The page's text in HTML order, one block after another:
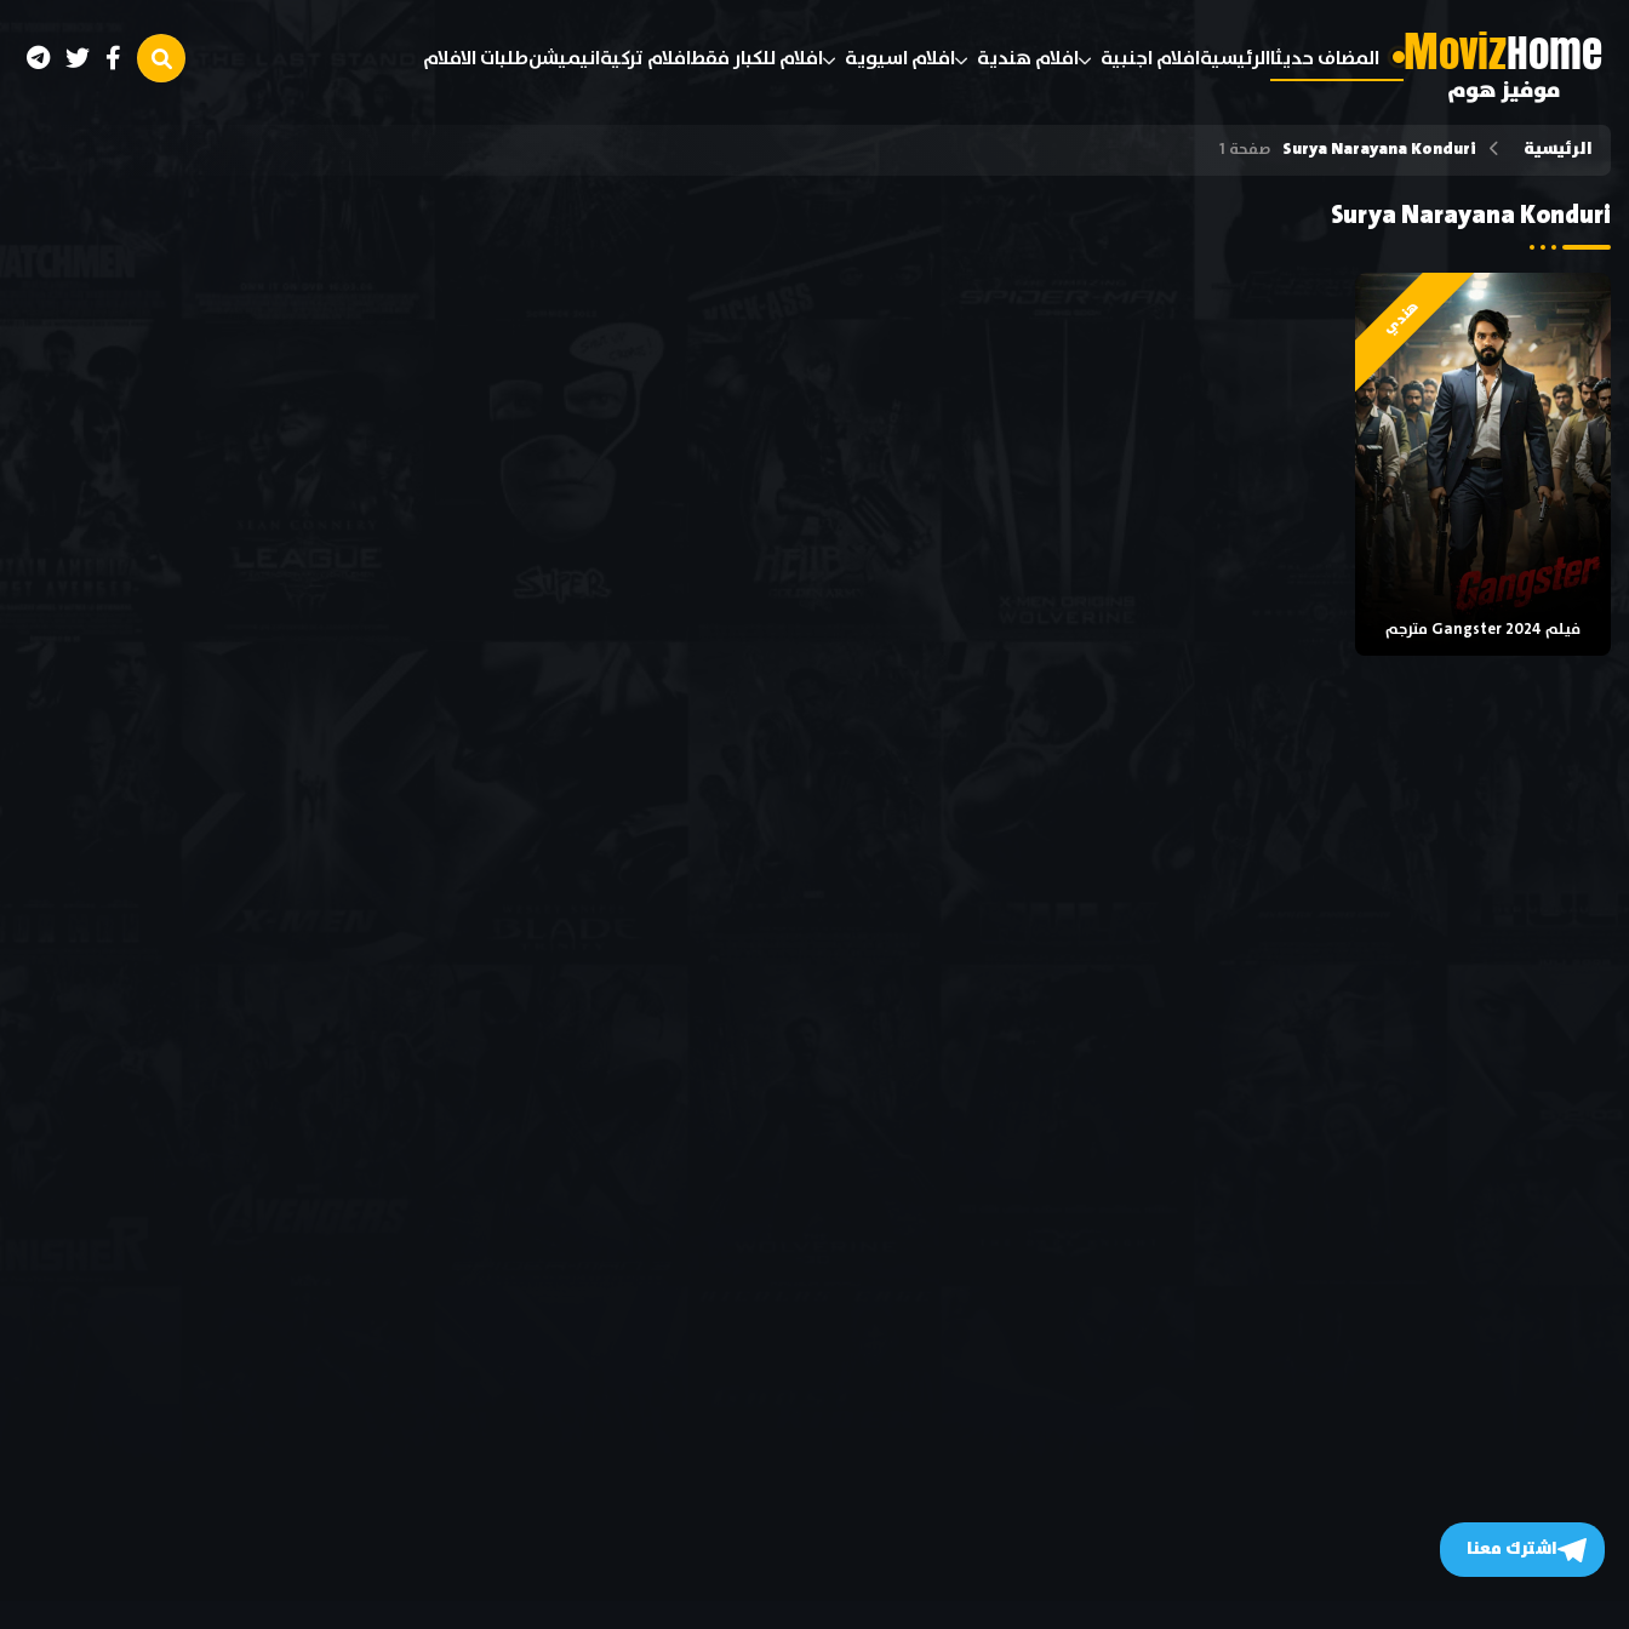
MovizHome
موفيز هوم
المضاف حديثاالرئيسيةافلام اجنبية افلام هندية افلام اسيوية افلام للكبار فقطافلام تركيةانيميشنطلبات الافلام
الرئيسية Surya Narayana Konduri صفحة 1
Surya Narayana Konduri
هندي
فيلم Gangster 2024 مترجم
اشترك معنا